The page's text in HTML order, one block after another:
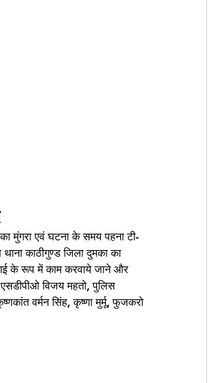
मुंगरा एवं घटना के समय पहना टी-
काठीगुण्ड जिला दुमका का
के रूप में काम करवाये जाने और
एसडीपीओ विजय महतो, पुलिस
वर्मन सिंह, कृष्णा मुर्मू, फुजकरो